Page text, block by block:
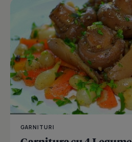
GARNITURI